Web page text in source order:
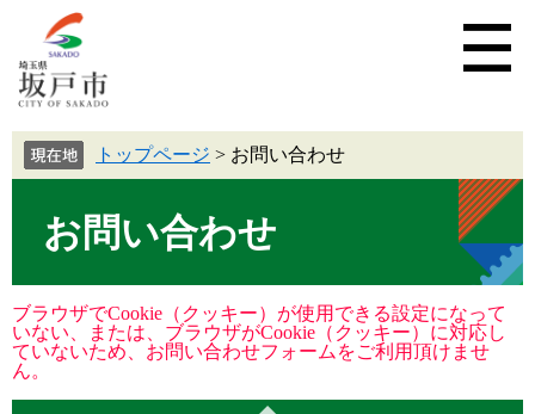
トップページ > お問い合わせ
お問い合わせ
ブラウザでCookie（クッキー）が使用できる設定になって
いない、または、ブラウザがCookie（クッキー）に対応し
ていないため、お問い合わせフォームをご利用頂けませ
ん。